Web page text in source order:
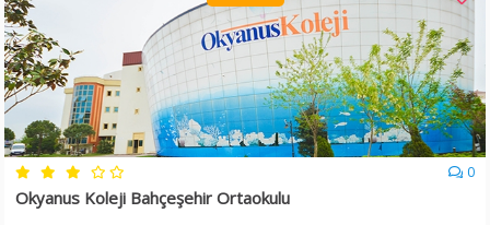
0
Okyanus Koleji Bahçeşehir Ortaokulu